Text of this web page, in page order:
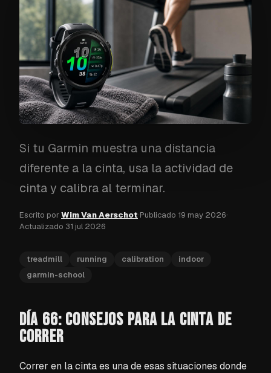
Si tu Garmin muestra una distancia
diferente a la cinta, usa la actividad de
cinta y calibra al terminar.
Escrito porWim Van Aerschot·Publicado 19 may 2026·
Actualizado 31 jul 2026
treadmill running calibration
indoor
garmin-school
DÍA 66: CONSEJOS PARA LA CINTA DE
CORRER
Correr en la cinta es una de esas situaciones donde